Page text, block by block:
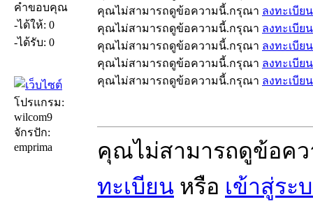
คำขอบคุณ
-ได้ให้: 0
-ได้รับ: 0
โปรแกรม:
wilcom9
จักรปัก:
emprima
คุณไม่สามารถดูข้อความนี้.กรุณา ลงทะเบียน
คุณไม่สามารถดูข้อความนี้.กรุณา ลงทะเบียน
คุณไม่สามารถดูข้อความนี้.กรุณา ลงทะเบียน
คุณไม่สามารถดูข้อความนี้.กรุณา ลงทะเบียน
คุณไม่สามารถดูข้อความนี้.กรุณา ลงทะเบียน
คุณไม่สามารถดูข้อค
ทะเบียน หรือ เข้าสู่ระ